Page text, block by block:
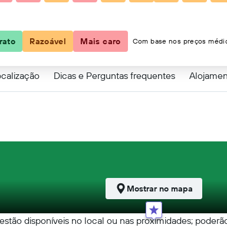
Dicas e Perguntas frequentes
disponíveis no local ou nas proximidades;
Mostrar no mapa
Razoável Mais caro Com base nos preços